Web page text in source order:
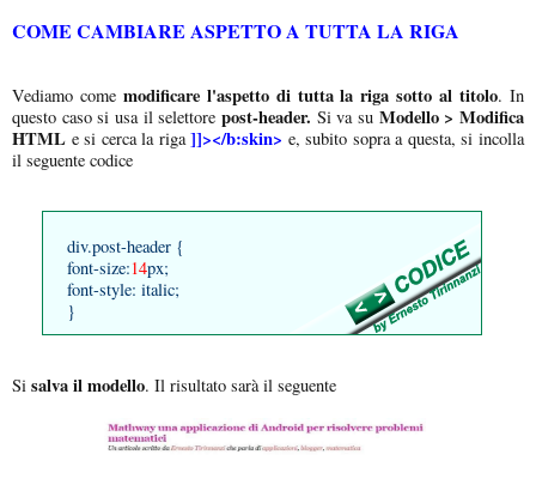
COME CAMBIARE ASPETTO A TUTTA LA RIGA
Vediamo come modificare l'aspetto di tutta la riga sotto al titolo. In
questo caso si usa il selettore post-header. Si va su Modello > Modifica
HTML e si cerca la riga]]></b:skin> e, subito sopra a questa, si incolla
il seguente codice
div.post-header {
font-size:14px;
font-style: italic;
}
Si salva il modello. Il risultato sarà il seguente